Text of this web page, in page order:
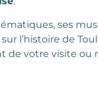
ses
l’histoire de
de votre visite ou